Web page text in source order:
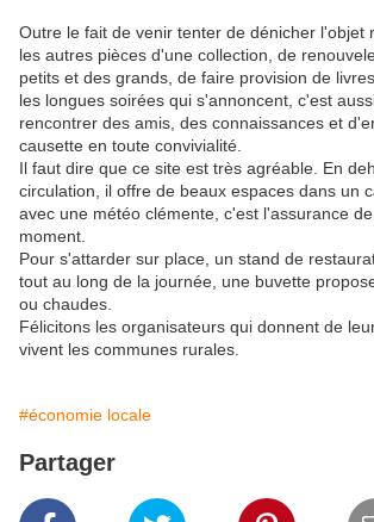
Outre le fait de venir tenter de dénicher l'objet
les autres pièces d'une collection, de
petits et des grands, de faire provision de
les longues soirées qui s'annoncent, c'est
rencontrer des amis, des connaissances et
causette en toute convivialité.
Il faut dire que ce site est très agréable. En
circulation, il offre de beaux espaces dans un
avec une météo clémente, c'est l'assurance
moment.
Pour s'attarder sur place, un stand de
tout au long de la journée, une buvette
ou chaudes.
Félicitons les organisateurs qui donnent de
vivent les communes rurales.
#économie locale
Partager